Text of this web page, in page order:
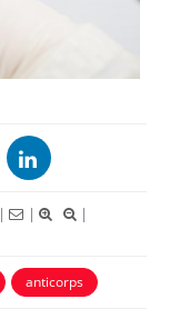
| |
|
anticorps